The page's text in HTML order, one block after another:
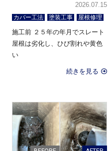
2026.07.15
カバー工法 塗装工事 屋根修理
施工前 ２５年の年月でスレート
屋根は劣化し、ひび割れや黄色
い
続きを見る